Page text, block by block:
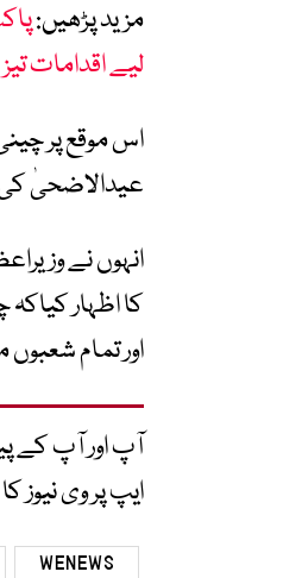
مزید پڑھیں:
لیے اقدامات تیز
اس موقع پر
عیدالاضحیٰ
کا اظہار
اور تمام
آپ اور آپ کے
ایپ پر وی نیوز کا
WENEWS